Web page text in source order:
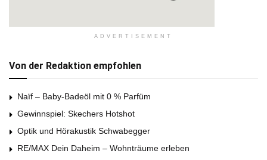
ADVERTISEMENT
Von der Redaktion empfohlen
Naïf – Baby-Badeöl mit 0 % Parfüm
Gewinnspiel: Skechers Hotshot
Optik und Hörakustik Schwabegger
RE/MAX Dein Daheim – Wohnträume erleben